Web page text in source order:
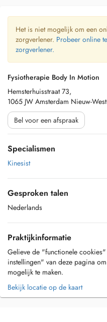
Het is niet mogelijk om een
zorgverlener. Probeer online
zorgverlener.
Fysiotherapie Body In Motion
Hemsterhuisstraat 73,
1065 JW Amsterdam Nieuw-West
Bel voor een afspraak
Specialismen
Kinesist
Gesproken talen
Nederlands
Praktijkinformatie
Gelieve de "functionele
instellingen" van deze pagina
mogelijk te maken.
Bekijk locatie op de kaart